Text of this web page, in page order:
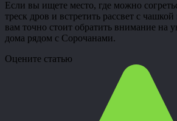
Если вы ищете место, где можно
треск дров и встретить рассвет с
вам точно стоит обратить внимание на
дома рядом с Сорочанами.
Оцените статью